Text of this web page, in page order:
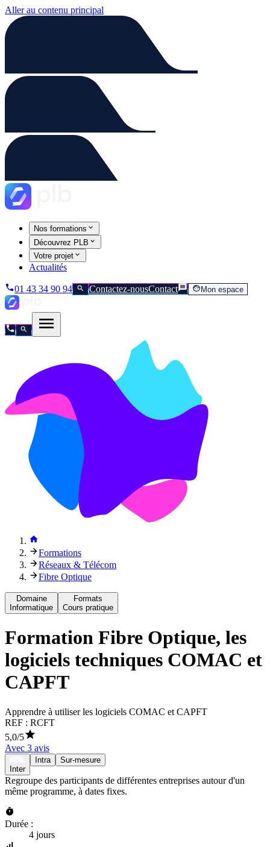
Aller au contenu principal
Nos formations
Découvrez PLB
Votre projet
Actualités
01 43 34 90 94 Contactez-nousContact Mon espace
Formations
Réseaux & Télécom
Fibre Optique
Domaine
Informatique
Formats
Cours pratique
Formation Fibre Optique, les
logiciels techniques COMAC et
CAPFT
Apprendre à utiliser les logiciels COMAC et CAPFT
REF : RCFT
5,0/5
Avec 3 avis
Inter
Intra Sur-mesure
Regroupe des participants de différentes entreprises autour d'un
même programme, à dates fixes.
Durée :
4 jours